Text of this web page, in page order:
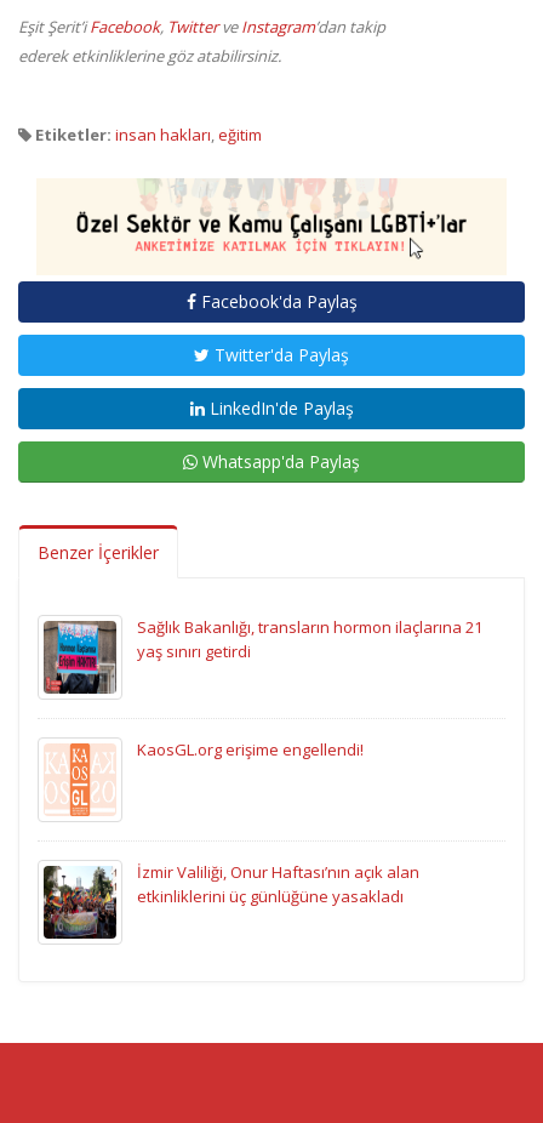
Eşit Şerit’iFacebook, TwitterveInstagram’dan takip
ederek etkinliklerine göz atabilirsiniz.
Etiketler: insan hakları eğitim
Facebook'da Paylaş
Twitter'da Paylaş
LinkedIn'de Paylaş
Whatsapp'da Paylaş
Benzer İçerikler
Sağlık Bakanlığı, transların hormon ilaçlarına 21
yaş sınırı getirdi
KaosGL.org erişime engellendi!
İzmir Valiliği, Onur Haftası’nın açık alan
etkinliklerini üç günlüğüne yasakladı